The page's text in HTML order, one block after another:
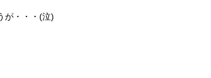
が・・・(泣)